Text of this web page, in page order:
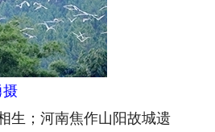
摄
；河南焦作山阳故城遗